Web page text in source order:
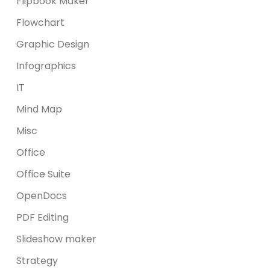
Flowchart
Graphic Design
Infographics
IT
Mind Map
Misc
Office
Office Suite
OpenDocs
PDF Editing
Slideshow maker
Strategy